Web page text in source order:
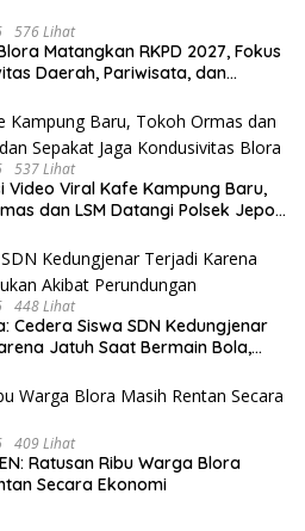
576 Lihat
Matangkan RKPD 2027, Fokus
Daerah, Pariwisata, dan
537 Lihat
Video Viral Kafe Kampung Baru,
dan LSM Datangi Polsek Jepon
448 Lihat
Cedera Siswa SDN Kedungjenar
Jatuh Saat Bermain Bola,
409 Lihat
Ratusan Ribu Warga Blora
Secara Ekonomi